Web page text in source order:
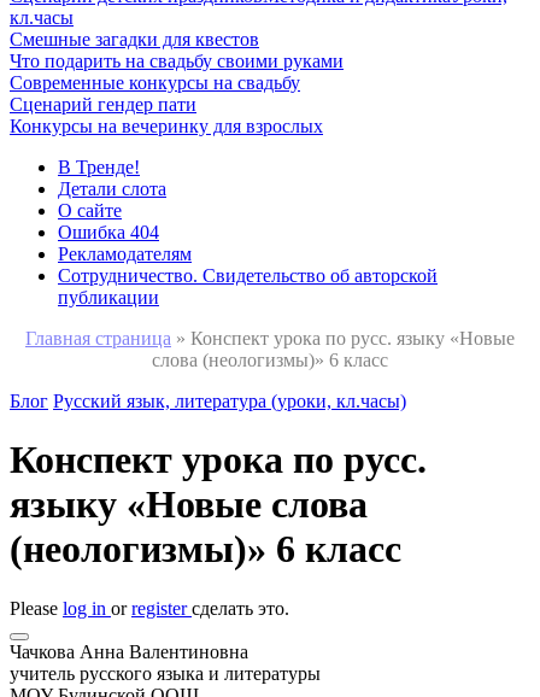
кл.часы
Смешные загадки для квестов
Что подарить на свадьбу своими руками
Современные конкурсы на свадьбу
Сценарий гендер пати
Конкурсы на вечеринку для взрослых
В Тренде!
Детали слота
О сайте
Ошибка 404
Рекламодателям
Сотрудничество. Свидетельство об авторской
публикации
Главная страница » Конспект урока по русс. языку «Новые
слова (неологизмы)» 6 класс
Блог Русский язык, литература (уроки, кл.часы)
Конспект урока по русс.
языку «Новые слова
(неологизмы)» 6 класс
Please log in orregisterсделать это.
Чачкова Анна Валентиновна
учитель русского языка и литературы